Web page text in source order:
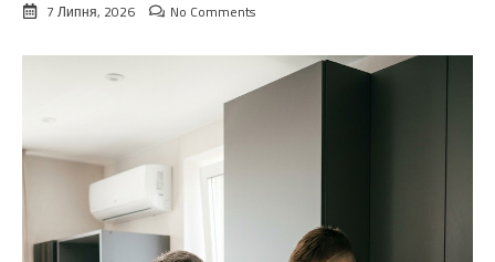
7 Липня, 2026
No Comments